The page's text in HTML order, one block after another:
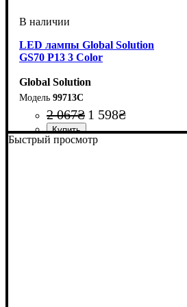
LED лампы Global Solution
GS70 P13 3 Color
Global Solution
99713C
2 067₴ 1 598₴
Цоколь лампы: P13
Тип светодиодного элемента
Напряжение, V: 9-60V
Мощность, W: 20W
Световой поток, LM
Цветовая Температура
Количество в упаковке
Быстрый просмотр